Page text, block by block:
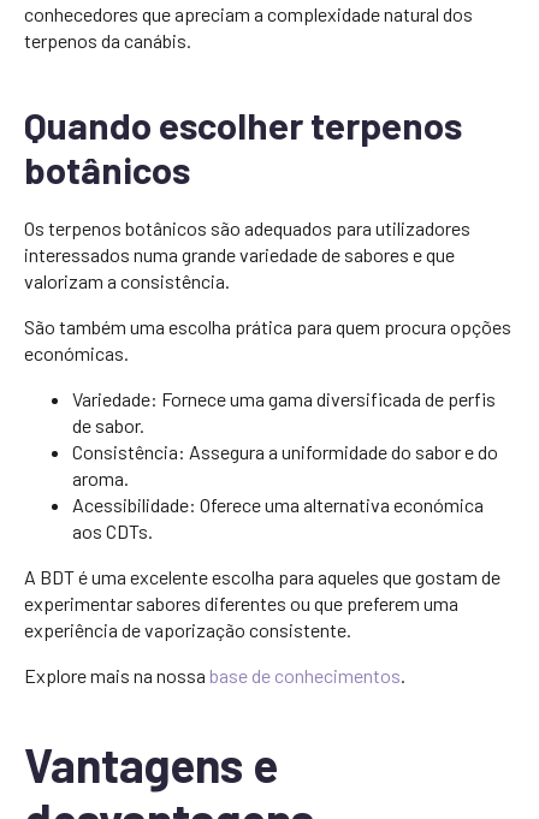
conhecedores que apreciam a complexidade natural dos
terpenos da canábis.
Quando escolher terpenos
botânicos
Os terpenos botânicos são adequados para utilizadores
interessados numa grande variedade de sabores e que
valorizam a consistência.
São também uma escolha prática para quem procura opções
económicas.
Variedade: Fornece uma gama diversificada de perfis
de sabor.
Consistência: Assegura a uniformidade do sabor e do
aroma.
Acessibilidade: Oferece uma alternativa económica
aos CDTs.
A BDT é uma excelente escolha para aqueles que gostam de
experimentar sabores diferentes ou que preferem uma
experiência de vaporização consistente.
Explore mais na nossa base de conhecimentos.
Vantagens e